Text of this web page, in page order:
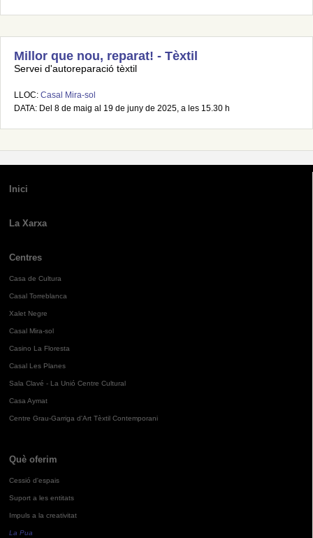
Millor que nou, reparat! - Tèxtil
Servei d'autoreparació tèxtil
LLOC: Casal Mira-sol
DATA: Del 8 de maig al 19 de juny de 2025, a les 15.30 h
Inici
La Xarxa
Centres
Casa de Cultura
Casal Torreblanca
Xalet Negre
Casal Mira-sol
Casino La Floresta
Casal Les Planes
Sala Clavé - La Unió Centre Cultural
Casa Aymat
Centre Grau-Garriga d'Art Tèxtil Contemporani
Què oferim
Cessió d'espais
Suport a les entitats
Impuls a la creativitat
La Pua